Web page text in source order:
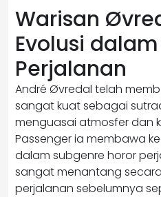
Warisan
Evolusi
Perjalanan
André Øvredal telah
sangat kuat sebagai
menguasai atmosfer dan
Passenger ia membawa
dalam subgenre horor
sangat menantang
perjalanan sebelumnya